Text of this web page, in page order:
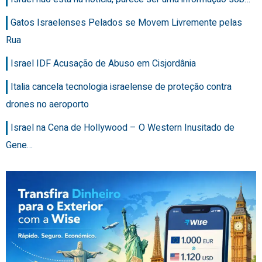
Gatos Israelenses Pelados se Movem Livremente pelas
Rua
Israel IDF Acusação de Abuso em Cisjordânia
Italia cancela tecnologia israelense de proteção contra
drones no aeroporto
Israel na Cena de Hollywood – O Western Inusitado de
Gene…